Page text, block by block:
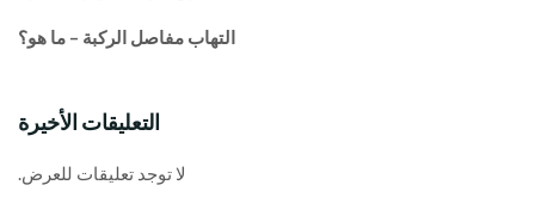
التهاب مفاصل الركبة – ما هو؟
التعليقات الأخيرة
لا توجد تعليقات للعرض.